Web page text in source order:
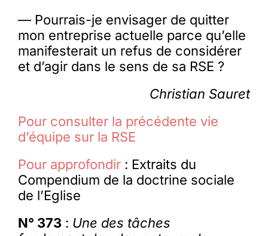
— Pourrais-je envisager de quitter
mon entreprise actuelle parce qu’elle
manifesterait un refus de considérer
et d’agir dans le sens de sa RSE ?
Christian Sauret
Pour consulter la précédente vie
d’équipe sur la RSE
Pour approfondir: Extraits du
Compendium de la doctrine sociale
de l’Eglise
N° 373: Une des tâches